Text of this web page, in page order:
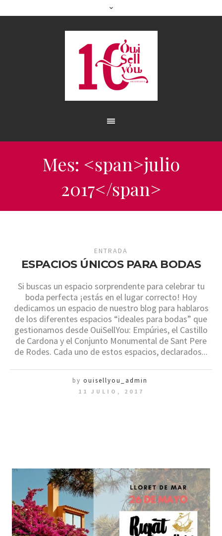
Mes: <span>julio
2017</span>
ENTRADA
ESPACIOS ÚNICOS PARA BODAS
Si buscas un espacio sorprendente para celebrar tu
boda perfecta ¡estás en el lugar correcto! Hoy
dedicamos un espacio de nuestro blog para hablaros
de los diferentes espacios “ideales para bodas” que
gestionamos desde OuiSellYou: Empúries, el Castillo
de Cardona y el Conjunto Monumental de Sant Pere
de Rodes. Cada uno de estos espacios, declarados...
by ouisellyou_admin
11 JULIO, 2017